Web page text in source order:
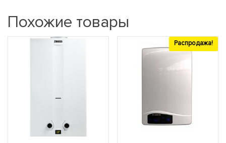
Похожие товары
Распродажа!